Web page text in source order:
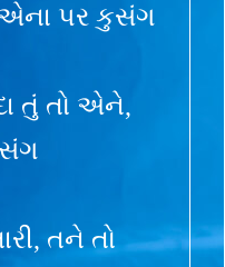
એના પર કુસંગ
તું તો એને,
તને તો